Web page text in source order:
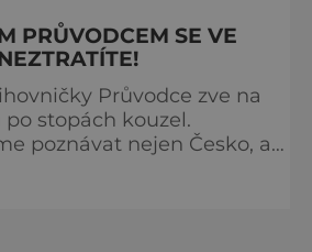
PRŮVODCEM SE VE
Průvodce zve na
stopách kouzel.
poznávat nejen Česko, ale
okouzlující, není pochyb,